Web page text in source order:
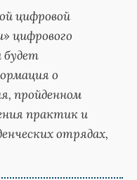
цифровой
цифрового
будет
о
пройденном
практик и
отрядах,